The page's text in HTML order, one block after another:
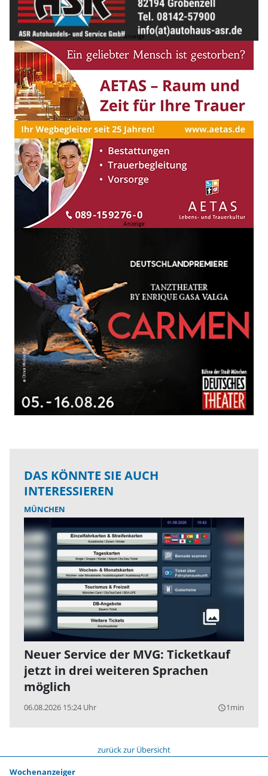
DAS KÖNNTE SIE AUCH
INTERESSIEREN
MÜNCHEN
Neuer Service der MVG: Ticketkauf
jetzt in drei weiteren Sprachen
möglich
06.08.2026 15:24 Uhr query_builder1min
zurück zur Übersicht
Wochenanzeiger